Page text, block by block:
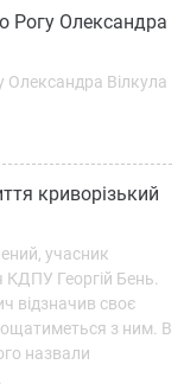
Рогу Олександра
Олександра Вілкула
криворізький
учасник
КДПУ Георгій Бень.
відзначив своє
з ним. В
назвали